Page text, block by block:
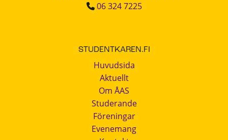
06 324 7225
STUDENTKAREN.FI
Huvudsida
Aktuellt
Om ÅAS
Studerande
Föreningar
Evenemang